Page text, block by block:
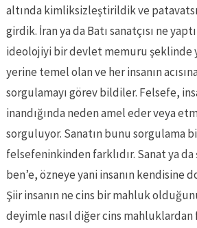
altında kimliksizleştirildik ve
girdik. İran ya da Batı sanatçısı ne
ideolojiyi bir devlet memuru şeklinde
yerine temel olan ve her insanın
sorgulamayı görev bildiler. Felsefe,
inandığında neden amel eder veya
sorguluyor. Sanatın bunu sorgulama
felsefeninkinden farklıdır. Sanat ya
ben’e, özneye yani insanın kendisine
Şiir insanın ne cins bir mahluk
deyimle nasıl diğer cins